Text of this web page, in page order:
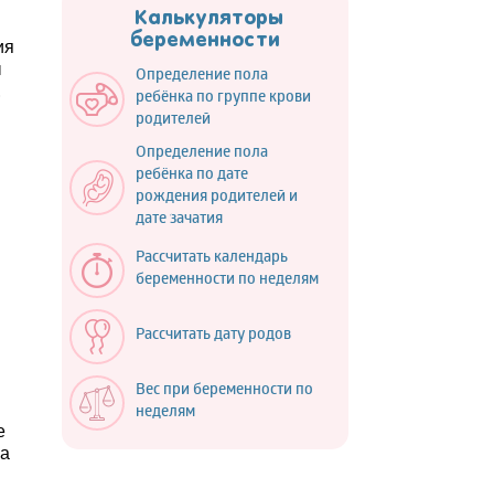
Калькуляторы
беременности
Определение пола
ребёнка по группе крови
родителей
Определение пола
ребёнка по дате
рождения родителей и
дате зачатия
Рассчитать календарь
беременности по неделям
Рассчитать дату родов
Вес при беременности по
неделям